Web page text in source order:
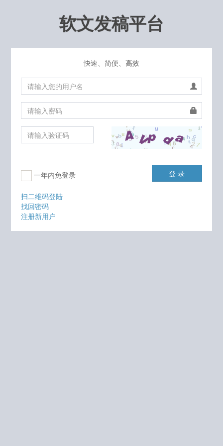
软文发稿平台
快速、简便、高效
一年内免登录 登 录
扫二维码登陆
找回密码
注册新用户